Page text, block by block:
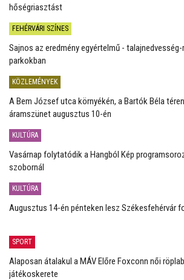
hőségriasztást
FEHÉRVÁRI SZÍNES
Sajnos az eredmény egyértelmű -
parkokban
KÖZLEMÉNYEK
A Bem József utca környékén, a Bartók Béla
áramszünet augusztus 10-én
KULTÚRA
Vasárnap folytatódik a Hangból Kép
szobornál
KULTÚRA
Augusztus 14-én pénteken lesz Székesfehérvár
SPORT
Alaposan átalakul a MÁV Előre Foxconn női
játékoskerete